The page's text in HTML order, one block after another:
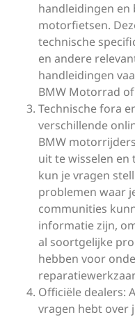
handleidingen
motorfietsen.
technische
en andere
handleidingen
BMW Motorrad
Technische fora
verschillende
BMW
uit te wisselen en
kun je vragen
problemen waar
communities
informatie zijn,
al soortgelijke
hebben voor
Officiële dealers:
vragen hebt over